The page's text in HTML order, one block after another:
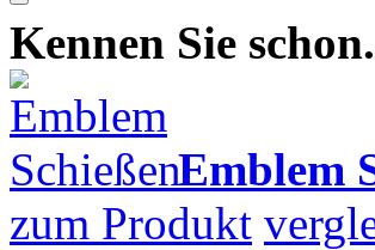
Kennen Sie
Emblem
zum Produkt